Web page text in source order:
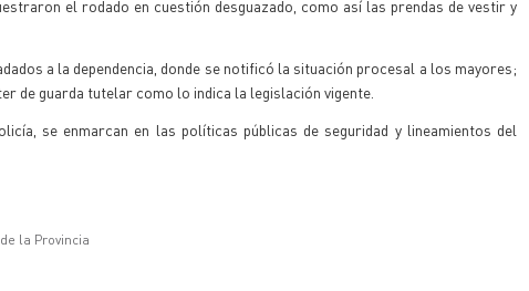
el rodado en cuestión desguazado, como así las prendas de vestir y
a la dependencia, donde se notificó la situación procesal a los mayores;
de guarda tutelar como lo indica la legislación vigente.
se enmarcan en las políticas públicas de seguridad y lineamientos del
la Provincia